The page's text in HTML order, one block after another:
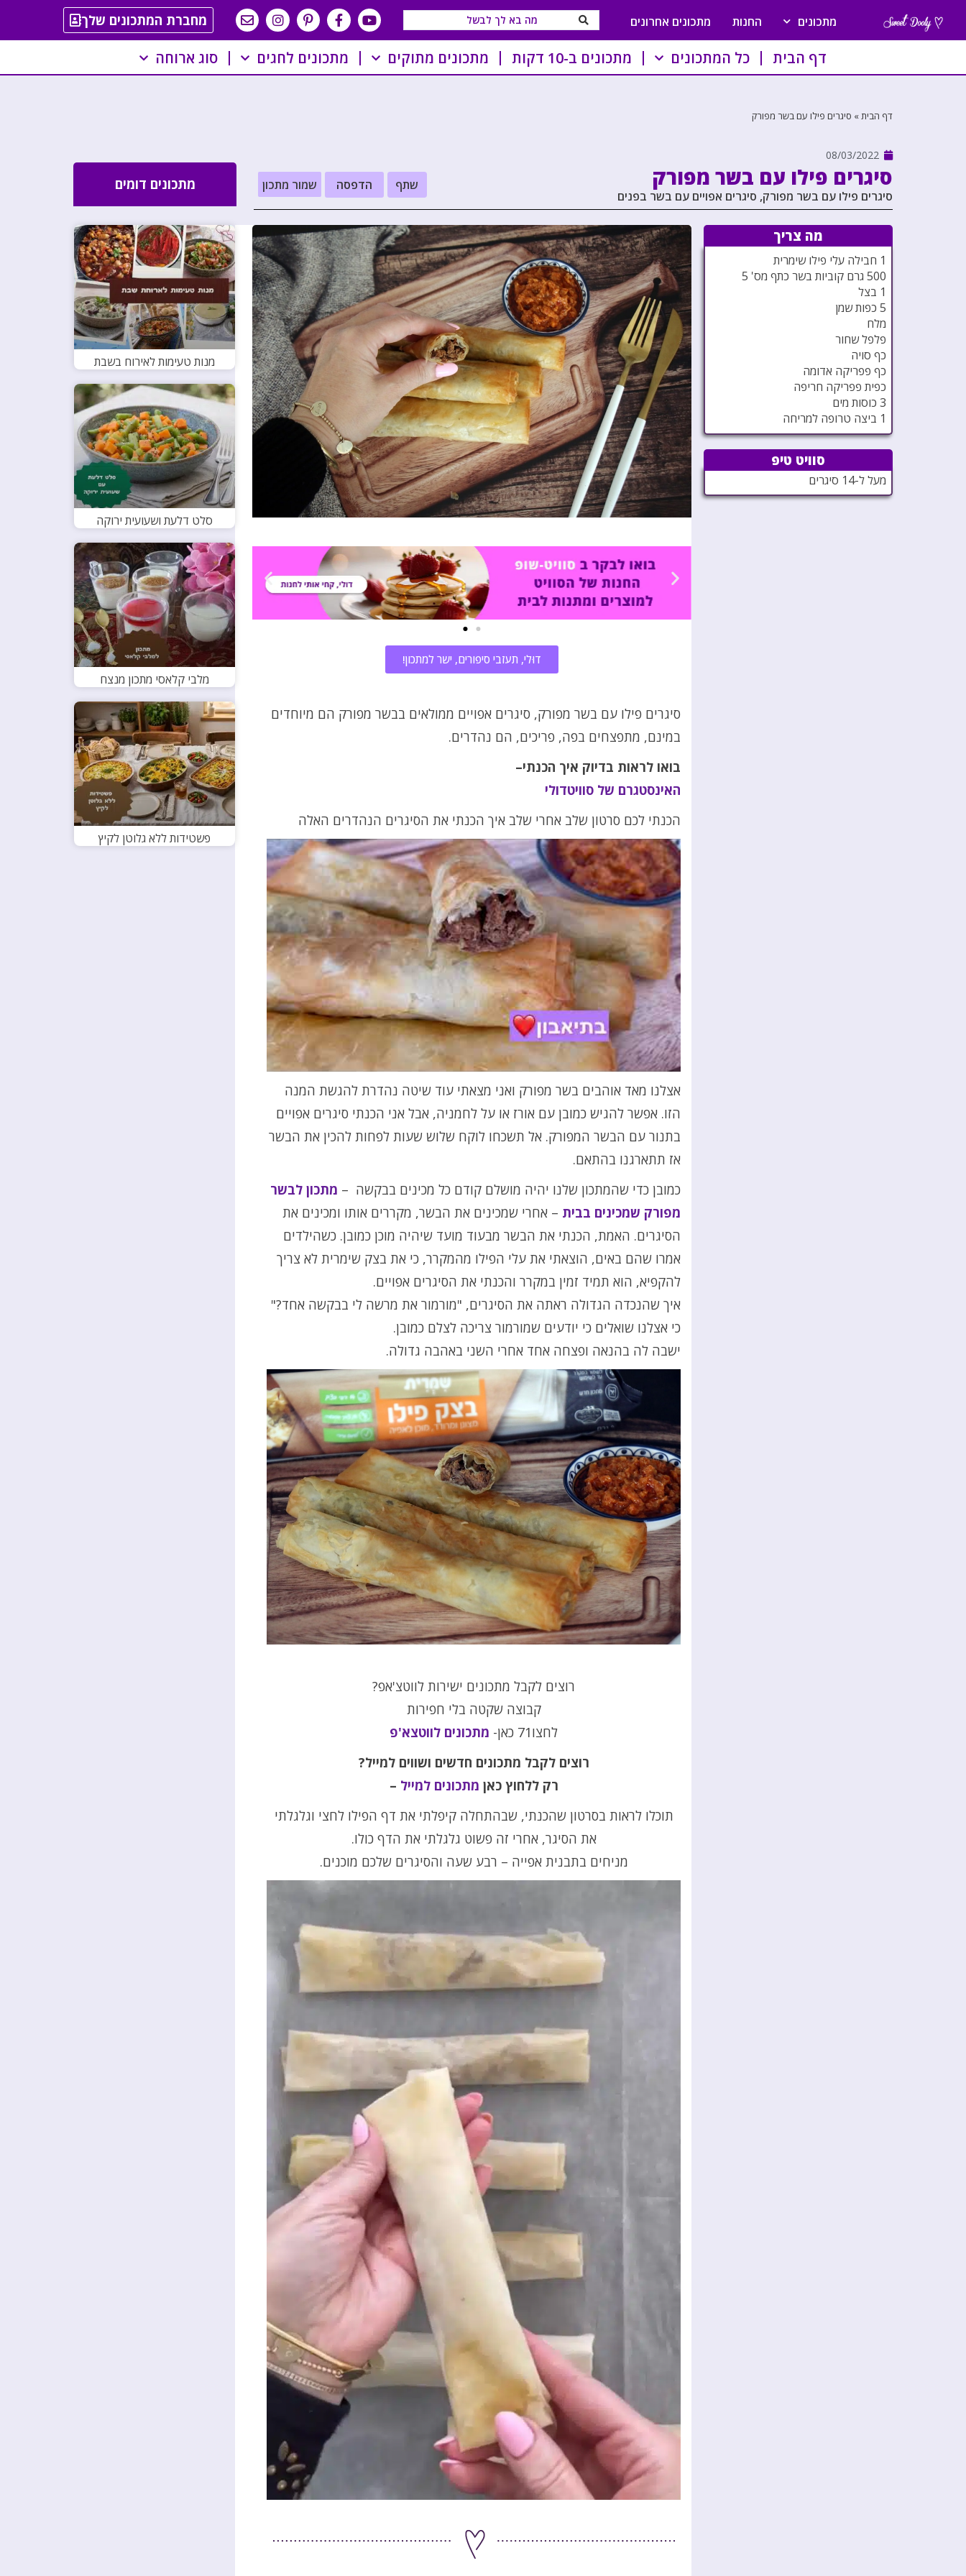
מתכונים החנות מתכונים אחרונים מחברת המתכונים שלך
דף הבית כל המתכונים מתכונים ב-10 דקות מתכונים מתוקים מתכונים לחגים סוג ארוחה
דף הבית» סיגרים פילו עם בשר מפורק
08/03/2022
סיגרים פילו עם בשר מפורק
סיגרים פילו עם בשר מפורק, סיגרים אפויים עם בשר בפנים
שתף הדפסה שמור מתכון מתכונים דומים
מה צריך
1 חבילה עלי פילו שימרית
500 גרם קוביות בשר כתף מס' 5
1 בצל
5 כפות שמן
מלח
פלפל שחור
כף סויה
כף פפריקה אדומה
כפית פפריקה חריפה
3 כוסות מים
1 ביצה טרופה למריחה
סוויט טיפ
מעל ל-14 סיגרים
דוּלי, תעזבי סיפורים, ישר למתכון!
סיגרים פילו עם בשר מפורק, סיגרים אפויים ממולאים בבשר מפורק הם מיוחדים
במינם, מתפצחים בפה, פריכים, הם נהדרים.
בואו לראות בדיוק איך הכנתי–
האינסטגרם של סוויטדולי
הכנתי לכם סרטון שלב אחרי שלב איך הכנתי את הסיגרים הנהדרים האלה
אצלנו מאד אוהבים בשר מפורק ואני מצאתי עוד שיטה נהדרת להגשת המנה
הזו. אפשר להגיש כמובן עם אורז או על לחמניה, אבל אני הכנתי סיגרים אפויים
בתנור עם הבשר המפורק. אל תשכחו לוקח שלוש שעות לפחות להכין את הבשר
אז תתארגנו בהתאם.
כמובן כדי שהמתכון שלנו יהיה מושלם קודם כל מכינים בבקשה – מתכון לבשר
מפורק שמכינים בבית – אחרי שמכינים את הבשר, מקררים אותו ומכינים את
הסיגרים. האמת, הכנתי את הבשר מבעוד מועד שיהיה מוכן כמובן. כשהילדים
אמרו שהם באים, הוצאתי את עלי הפילו מהמקרר, כי את בצק שימרית לא צריך
להקפיא, הוא תמיד זמין במקרר והכנתי את הסיגרים אפויים.
איך שהנכדה הגדולה ראתה את הסיגרים, "מורמור את מרשה לי בבקשה אחד?"
כי אצלנו שואלים כי יודעים שמורמור צריכה לצלם כמובן.
ישבה לה בהנאה ופצחה אחד אחרי השני באהבה גדולה.
רוצים לקבל מתכונים ישירות לווטצ'אפ?
קבוצה שקטה בלי חפירות
לחצו71 כאן-
מתכונים לווטצא'פ
רוצים לקבל מתכונים חדשים ושווים למייל?
רק ללחוץ כאן
– מתכונים למייל
תוכלו לראות בסרטון שהכנתי, שבהתחלה קיפלתי את דף הפילו לחצי וגלגלתי
את הסיגר, אחרי זה פשוט גלגלתי את הדף כולו.
מניחים בתבנית אפייה – רבע שעה והסיגרים שלכם מוכנים.
מנות טעימות לאירוח בשבת
סלט דלעת ושעועית ירוקה
מלבי קלאסי מתכון מנצח
פשטידות ללא גלוטן לקיץ